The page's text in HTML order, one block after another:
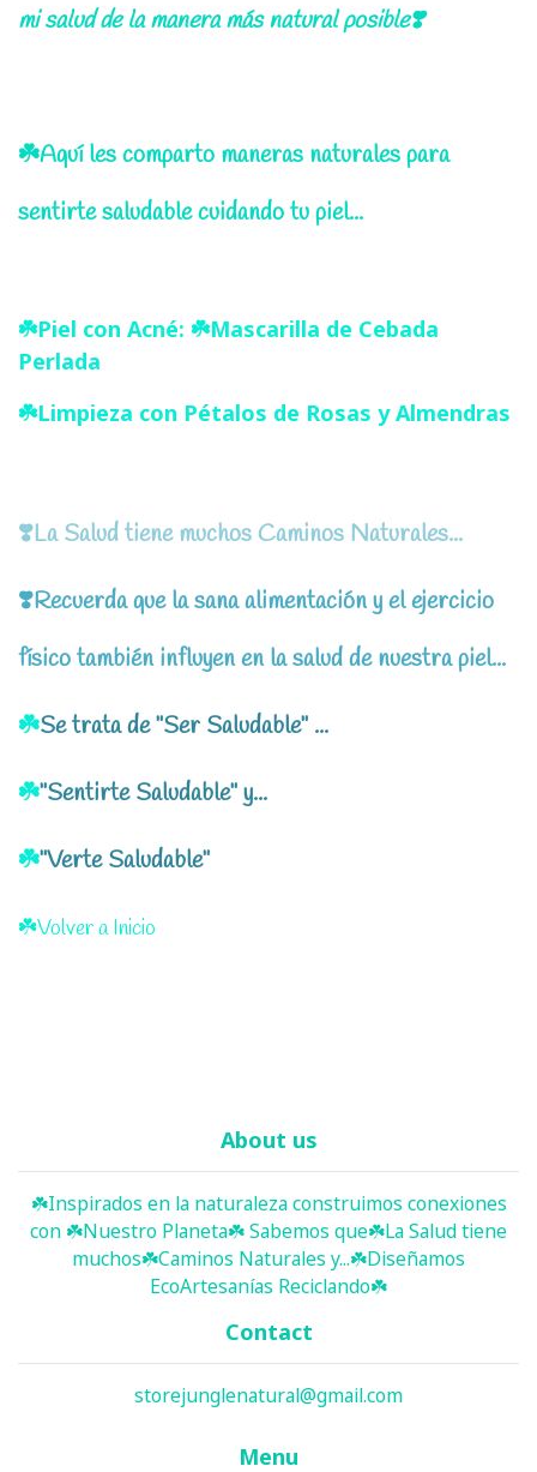
mi salud de la manera más natural posible❣️
☘️Aquí les comparto maneras naturales para
sentirte saludable cuidando tu piel...
☘️Piel con Acné: ☘️Mascarilla de Cebada
Perlada
☘️Limpieza con Pétalos de Rosas y Almendras
❣️La Salud tiene muchos Caminos Naturales...
❣️Recuerda que la sana alimentación y el ejercicio
físico también influyen en la salud de nuestra piel...
☘️Se trata de "Ser Saludable" ...
☘️"Sentirte Saludable" y...
☘️"Verte Saludable"
☘️Volver a Inicio
About us
☘️ Inspirados en la naturaleza construimos conexiones
con ☘️ Nuestro Planeta☘️ Sabemos que☘️La Salud tiene
muchos☘️Caminos Naturales y...☘️Diseñamos
EcoArtesanías Reciclando☘️
Contact
storejunglenatural@gmail.com
Menu